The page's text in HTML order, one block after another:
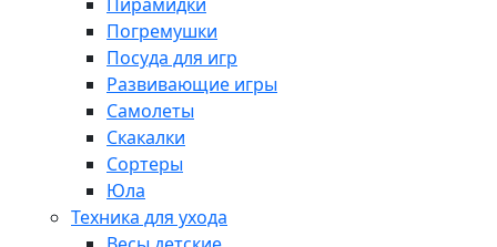
Погремушки
Посуда для игр
Развивающие игры
Самолеты
Скакалки
Сортеры
Юла
Техника для ухода